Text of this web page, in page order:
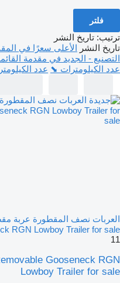
فلتر
ترتيب: تاريخ النشر
تاريخ النشر الأعلى سعرًا في
التصنيع - الجديد في مقدمة
عدد الكيلومترات ⬊ عدد
RGN Lowboy Trailer for sale
11
Gooseneck RGN
Lowboy Trailer for sale